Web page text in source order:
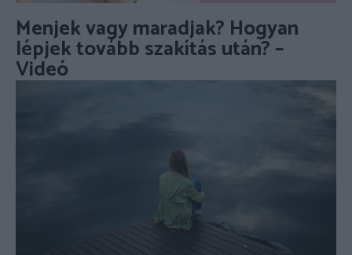
Menjek vagy maradjak? Hogyan
lépjek tovább szakítás után? –
Videó